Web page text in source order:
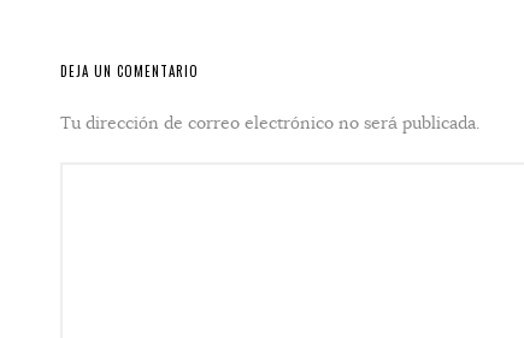
DEJA UN COMENTARIO
Tu dirección de correo electrónico no será publicada.